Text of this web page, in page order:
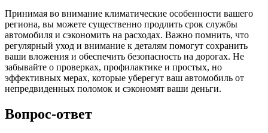
Принимая во внимание климатические особенности вашего
региона, вы можете существенно продлить срок службы
автомобиля и сэкономить на расходах. Важно помнить, что
регулярный уход и внимание к деталям помогут сохранить
ваши вложения и обеспечить безопасность на дорогах. Не
забывайте о проверках, профилактике и простых, но
эффективных мерах, которые уберегут ваш автомобиль от
непредвиденных поломок и сэкономят ваши деньги.
Вопрос-ответ